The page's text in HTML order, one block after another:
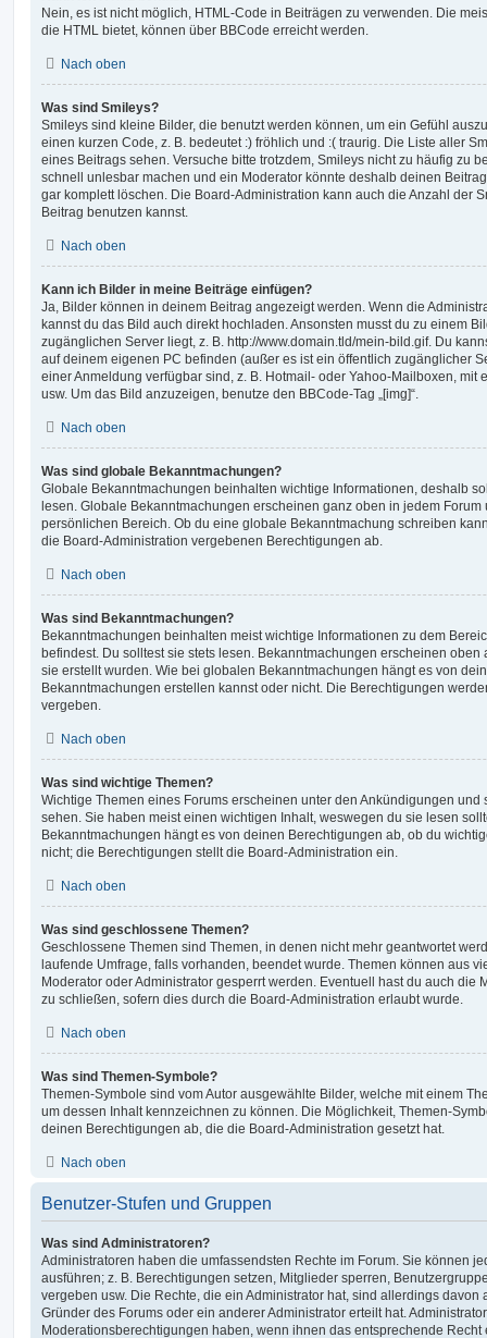
Nein, es ist nicht möglich, HTML-Code in Beiträgen zu verwenden. Die
die HTML bietet, können über BBCode erreicht werden.
Nach oben
Was sind Smileys?
Smileys sind kleine Bilder, die benutzt werden können, um ein Gefühl
einen kurzen Code, z. B. bedeutet :) fröhlich und :( traurig. Die Liste aller
eines Beitrags sehen. Versuche bitte trotzdem, Smileys nicht zu häufig zu
schnell unlesbar machen und ein Moderator könnte deshalb deinen
gar komplett löschen. Die Board-Administration kann auch die Anzahl der
Beitrag benutzen kannst.
Nach oben
Kann ich Bilder in meine Beiträge einfügen?
Ja, Bilder können in deinem Beitrag angezeigt werden. Wenn die
kannst du das Bild auch direkt hochladen. Ansonsten musst du zu einem
zugänglichen Server liegt, z. B. http://www.domain.tld/mein-bild.gif. Du
auf deinem eigenen PC befinden (außer es ist ein öffentlich zugänglicher
einer Anmeldung verfügbar sind, z. B. Hotmail- oder Yahoo-Mailboxen, mit
usw. Um das Bild anzuzeigen, benutze den BBCode-Tag „[img]“.
Nach oben
Was sind globale Bekanntmachungen?
Globale Bekanntmachungen beinhalten wichtige Informationen, deshalb
lesen. Globale Bekanntmachungen erscheinen ganz oben in jedem
persönlichen Bereich. Ob du eine globale Bekanntmachung schreiben
die Board-Administration vergebenen Berechtigungen ab.
Nach oben
Was sind Bekanntmachungen?
Bekanntmachungen beinhalten meist wichtige Informationen zu dem
befindest. Du solltest sie stets lesen. Bekanntmachungen erscheinen oben
sie erstellt wurden. Wie bei globalen Bekanntmachungen hängt es von
Bekanntmachungen erstellen kannst oder nicht. Die Berechtigungen
vergeben.
Nach oben
Was sind wichtige Themen?
Wichtige Themen eines Forums erscheinen unter den Ankündigungen und
sehen. Sie haben meist einen wichtigen Inhalt, weswegen du sie lesen
Bekanntmachungen hängt es von deinen Berechtigungen ab, ob du
nicht; die Berechtigungen stellt die Board-Administration ein.
Nach oben
Was sind geschlossene Themen?
Geschlossene Themen sind Themen, in denen nicht mehr geantwortet
laufende Umfrage, falls vorhanden, beendet wurde. Themen können aus
Moderator oder Administrator gesperrt werden. Eventuell hast du auch die
zu schließen, sofern dies durch die Board-Administration erlaubt wurde.
Nach oben
Was sind Themen-Symbole?
Themen-Symbole sind vom Autor ausgewählte Bilder, welche mit einem
um dessen Inhalt kennzeichnen zu können. Die Möglichkeit, Themen-
deinen Berechtigungen ab, die die Board-Administration gesetzt hat.
Nach oben
Benutzer-Stufen und Gruppen
Was sind Administratoren?
Administratoren haben die umfassendsten Rechte im Forum. Sie können
ausführen; z. B. Berechtigungen setzen, Mitglieder sperren,
vergeben usw. Die Rechte, die ein Administrator hat, sind allerdings
Gründer des Forums oder ein anderer Administrator erteilt hat.
Moderationsberechtigungen haben, wenn ihnen das entsprechende Recht